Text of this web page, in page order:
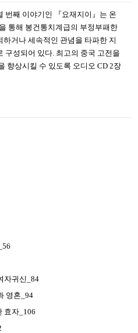
번째 이야기인 『요재지이』는 온
통해 봉건통치계급의 부정부패한
거나 세속적인 관념을 타파한 지
구성되어 있다. 최고의 중국 고전을
향상시킬 수 있도록 오디오 CD 2장
자귀신_84
영혼_94
효자_106